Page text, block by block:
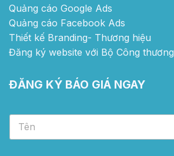
Quảng cáo Google Ads
Quảng cáo Facebook Ads
Thiết kế Branding- Thương hiệu
Đăng ký website với Bộ Công thương
ĐĂNG KÝ BÁO GIÁ NGAY